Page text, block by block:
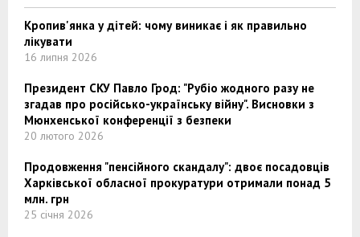
Кропив'янка у дітей: чому виникає і як правильно
лікувати
16 липня 2026
Президент СКУ Павло Грод: "Рубіо жодного разу не
згадав про російсько-українську війну". Висновки з
Мюнхенської конференції з безпеки
20 лютого 2026
Продовження "пенсійного скандалу": двоє посадовців
Харківської обласної прокуратури отримали понад 5
млн. грн
25 січня 2026